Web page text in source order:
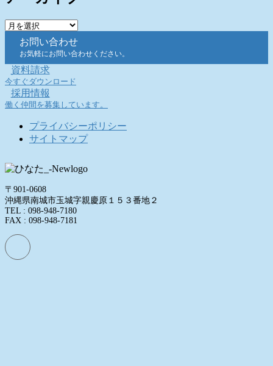
ア
イ
ブ
お問い合わせ
お気軽にお問い合わせください。
資料請求
今すぐダウンロード
採用情報
働く仲間を募集しています。
プライバシーポリシー
サイトマップ
〒901-0608
沖縄県南城市玉城字親慶原１５３番地２
TEL : 098-948-7180
FAX : 098-948-7181